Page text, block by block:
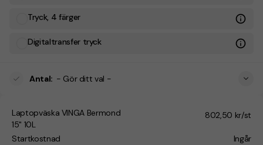
Tryck, 4 färger
Digitaltransfer tryck
Antal: - Gör ditt val -
Laptopväska VINGA Bermond
15" 10L
802,50 kr/st
Startkostnad
Ingår